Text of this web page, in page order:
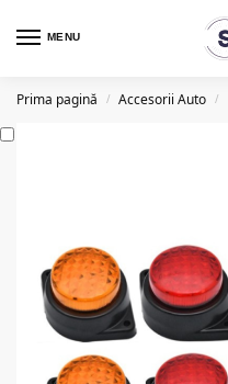
MENU
Prima pagină / Accesorii Auto /